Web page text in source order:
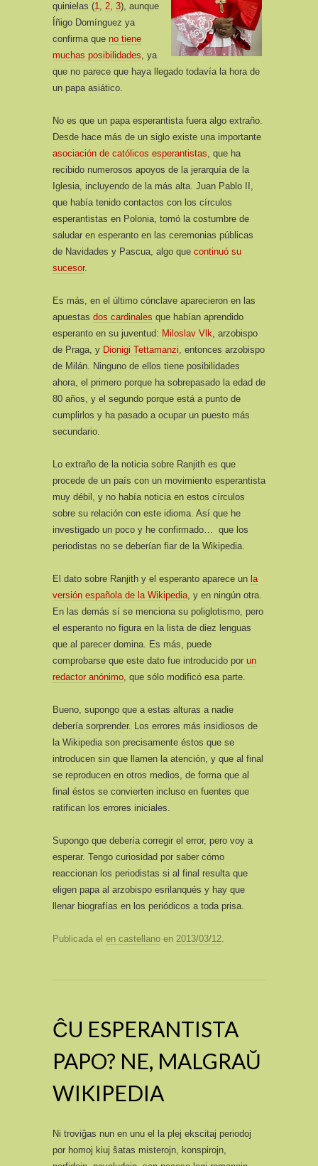
quinielas (1, 2, 3), aunque
Íñigo Domínguez ya
confirma que no tiene
muchas posibilidades, ya
que no parece que haya llegado todavía la hora de
un papa asiático.
No es que un papa esperantista fuera algo extraño.
Desde hace más de un siglo existe una importante
asociación de católicos esperantistas, que ha
recibido numerosos apoyos de la jerarquía de la
Iglesia, incluyendo de la más alta. Juan Pablo II,
que había tenido contactos con los círculos
esperantistas en Polonia, tomó la costumbre de
saludar en esperanto en las ceremonias públicas
de Navidades y Pascua, algo que continuó su
sucesor.
Es más, en el último cónclave aparecieron en las
apuestas dos cardinales que habían aprendido
esperanto en su juventud: Miloslav Vlk, arzobispo
de Praga, y Dionigi Tettamanzi, entonces arzobispo
de Milán. Ninguno de ellos tiene posibilidades
ahora, el primero porque ha sobrepasado la edad de
80 años, y el segundo porque está a punto de
cumplirlos y ha pasado a ocupar un puesto más
secundario.
Lo extraño de la noticia sobre Ranjith es que
procede de un país con un movimiento esperantista
muy débil, y no había noticia en estos círculos
sobre su relación con este idioma. Así que he
investigado un poco y he confirmado… que los
periodistas no se deberían fiar de la Wikipedia.
El dato sobre Ranjith y el esperanto aparece un la
versión española de la Wikipedia, y en ningún otra.
En las demás sí se menciona su poliglotismo, pero
el esperanto no figura en la lista de diez lenguas
que al parecer domina. Es más, puede
comprobarse que este dato fue introducido por un
redactor anónimo, que sólo modificó esa parte.
Bueno, supongo que a estas alturas a nadie
debería sorprender. Los errores más insidiosos de
la Wikipedia son precisamente éstos que se
introducen sin que llamen la atención, y que al final
se reproducen en otros medios, de forma que al
final éstos se convierten incluso en fuentes que
ratifican los errores iniciales.
Supongo que debería corregir el error, pero voy a
esperar. Tengo curiosidad por saber cómo
reaccionan los periodistas si al final resulta que
eligen papa al arzobispo esrilanqués y hay que
llenar biografías en los periódicos a toda prisa.
Publicada el en castellano en 2013/03/12.
ĈU ESPERANTISTA
PAPO? NE, MALGRAŬ
WIKIPEDIA
Ni troviĝas nun en unu el la plej ekscitaj periodoj
por homoj kiuj ŝatas misterojn, konspirojn,